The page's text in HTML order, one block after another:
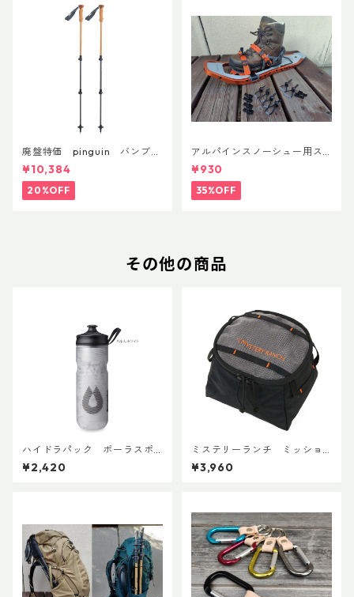
廃盤特価 pinguin バンブー
FLフォーム(ペア)
¥10,384
20%OFF
アルパインスノーシュー用ス
トラップキャッチ(ペア)
¥930
35%OFF
その他の商品
ハイドラパック ポーラスポ
ーツ 600ml
¥2,420
ミステリーランチ ミッショ
ンパッキングキューブ S ブラ
ック
¥3,960